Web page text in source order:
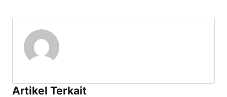
Artikel Terkait